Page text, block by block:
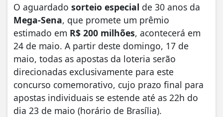
O aguardado sorteio especial de 30 anos da
Mega-Sena, que promete um prêmio
estimado em R$ 200 milhões, acontecerá em
24 de maio. A partir deste domingo, 17 de
maio, todas as apostas da loteria serão
direcionadas exclusivamente para este
concurso comemorativo, cujo prazo final para
apostas individuais se estende até as 22h do
dia 23 de maio (horário de Brasília).